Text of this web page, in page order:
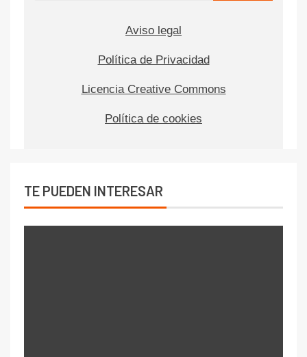
Aviso legal
Política de Privacidad
Licencia Creative Commons
Política de cookies
TE PUEDEN INTERESAR